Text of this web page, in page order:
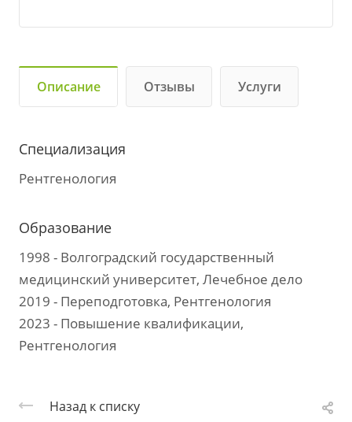
Описание Отзывы Услуги
Специализация
Рентгенология
Образование
1998 - Волгоградский государственный
медицинский университет, Лечебное дело
2019 - Переподготовка, Рентгенология
2023 - Повышение квалификации,
Рентгенология
Назад к списку